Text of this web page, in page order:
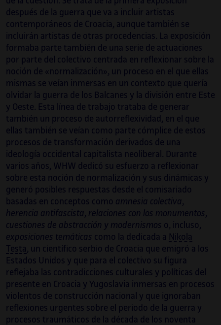
después de la guerra que va a incluir artistas
contemporáneos de Croacia, aunque también se
incluirán artistas de otras procedencias. La exposición
formaba parte también de una serie de actuaciones
por parte del colectivo centrada en reflexionar sobre la
noción de «normalización», un proceso en el que ellas
mismas se veían inmersas en un contexto que quería
olvidar la guerra de los Balcanes y la división entre Este
y Oeste. Esta línea de trabajo trataba de generar
también un proceso de autorreflexividad, en el que
ellas también se veían como parte cómplice de estos
procesos de transformación derivados de una
ideología occidental capitalista neoliberal. Durante
varios años, WHW dedicó su esfuerzo a reflexionar
sobre esta noción de normalización y sus dinámicas y
generó posibles respuestas desde el comisariado
basadas en conceptos como amnesia colectiva ,
herencia antifascista , relaciones con los monumentos ,
cuestiones de abstracción y modernismos o, incluso,
exposiciones temáticas como la dedicada a Nikola
Testa , un científico serbio de Croacia que emigró a los
Estados Unidos y que para el colectivo su figura
reflejaba las contradicciones culturales y políticas del
presente en Croacia y Yugoslavia inmersas en procesos
violentos de construcción nacional y que ignoraban
reflexiones urgentes sobre el periodo de la guerra y
procesos traumáticos de la década de los noventa